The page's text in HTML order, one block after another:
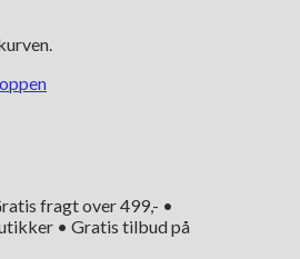
fragt over 499,- •
• Gratis tilbud på